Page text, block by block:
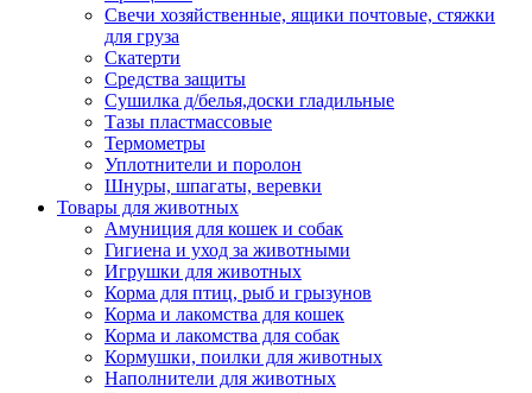
Свечи хозяйственные, ящики почтовые, стяжки
для груза
Скатерти
Средства защиты
Сушилка д/белья,доски гладильные
Тазы пластмассовые
Термометры
Уплотнители и поролон
Шнуры, шпагаты, веревки
Товары для животных
Амуниция для кошек и собак
Гигиена и уход за животными
Игрушки для животных
Корма для птиц, рыб и грызунов
Корма и лакомства для кошек
Корма и лакомства для собак
Кормушки, поилки для животных
Наполнители для животных